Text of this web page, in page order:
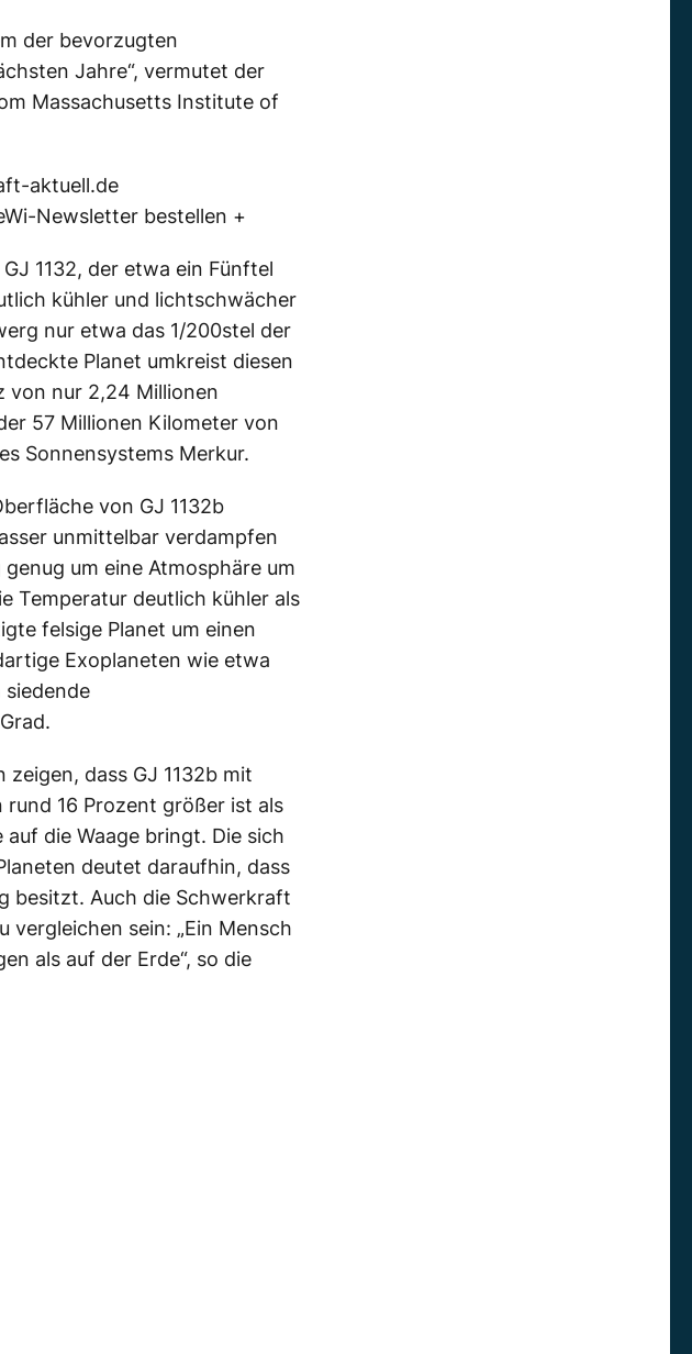
der bevorzugten
Jahre“, vermutet der
Massachusetts Institute of
aktuell.de
Newsletter bestellen +
1132, der etwa ein Fünftel
kühler und lichtschwächer
nur etwa das 1/200stel der
Planet umkreist diesen
von nur 2,24 Millionen
57 Millionen Kilometer von
Sonnensystems Merkur.
von GJ 1132b
unmittelbar verdampfen
um eine Atmosphäre um
Temperatur deutlich kühler als
felsige Planet um einen
Exoplaneten wie etwa
siedende
dass GJ 1132b mit
16 Prozent größer ist als
die Waage bringt. Die sich
deutet daraufhin, dass
besitzt. Auch die Schwerkraft
vergleichen sein: „Ein Mensch
als auf der Erde“, so die